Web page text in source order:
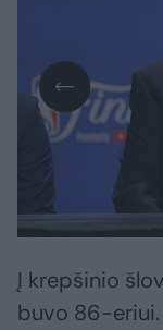
Į krepšinio
buvo 86-eriui.